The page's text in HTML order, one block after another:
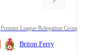
Premier League Relegation Group
Briton Ferry